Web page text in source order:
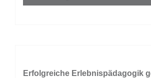
gewählt
auf.
Erfolgreiche Erlebnispädagogik